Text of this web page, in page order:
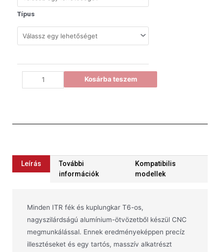
Típus
Kosárba teszem
Leírás
További
információk
Kompatibilis
modellek
Minden ITR fék és kuplungkar T6-os,
nagyszilárdságú alumínium-ötvözetből készül CNC
megmunkálással. Ennek eredményeképpen precíz
illesztéseket és egy tartós, masszív alkatrészt